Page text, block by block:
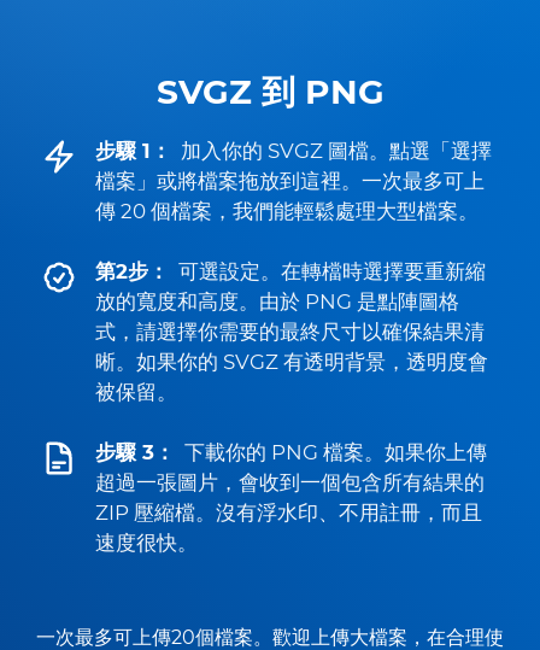
SVGZ 到 PNG
步驟 1：
加入你的 SVGZ 圖檔。點選「選擇
檔案」或將檔案拖放到這裡。一次最多可上
傳 20 個檔案，我們能輕鬆處理大型檔案。
第2步：
可選設定。在轉檔時選擇要重新縮
放的寬度和高度。由於 PNG 是點陣圖格
式，請選擇你需要的最終尺寸以確保結果清
晰。如果你的 SVGZ 有透明背景，透明度會
被保留。
步驟 3：
下載你的 PNG 檔案。如果你上傳
超過一張圖片，會收到一個包含所有結果的
ZIP 壓縮檔。沒有浮水印、不用註冊，而且
速度很快。
一次最多可上傳20個檔案。歡迎上傳大檔案，在合理使